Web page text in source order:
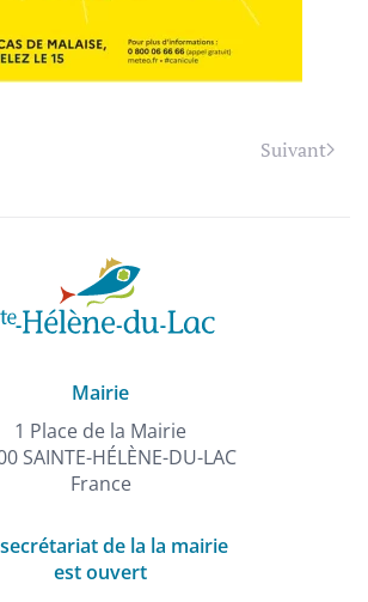
Suivant
Mairie
1 Place de la Mairie
SAINTE-HÉLÈNE-DU-LAC
France
de la la mairie
est ouvert